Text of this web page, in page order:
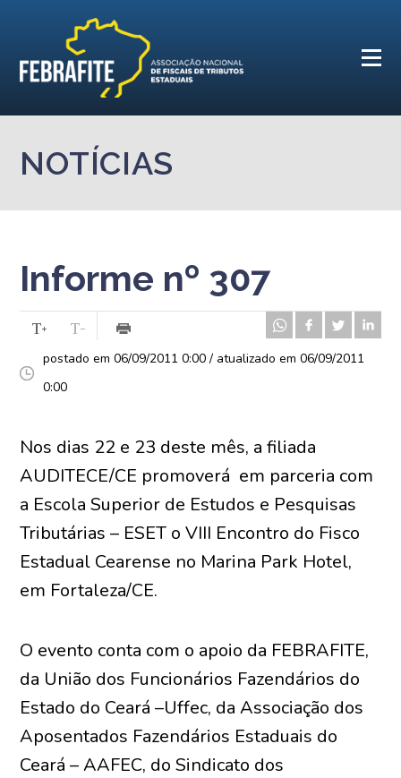
NOTÍCIAS
Informe nº 307
postado em 06/09/2011 0:00 / atualizado em 06/09/2011
0:00
Nos dias 22 e 23 deste mês, a filiada
AUDITECE/CE promoverá em parceria com
a Escola Superior de Estudos e Pesquisas
Tributárias – ESET o VIII Encontro do Fisco
Estadual Cearense no Marina Park Hotel,
em Fortaleza/CE.
O evento conta com o apoio da FEBRAFITE,
da União dos Funcionários Fazendários do
Estado do Ceará –Uffec, da Associação dos
Aposentados Fazendários Estaduais do
Ceará – AAFEC, do Sindicato dos